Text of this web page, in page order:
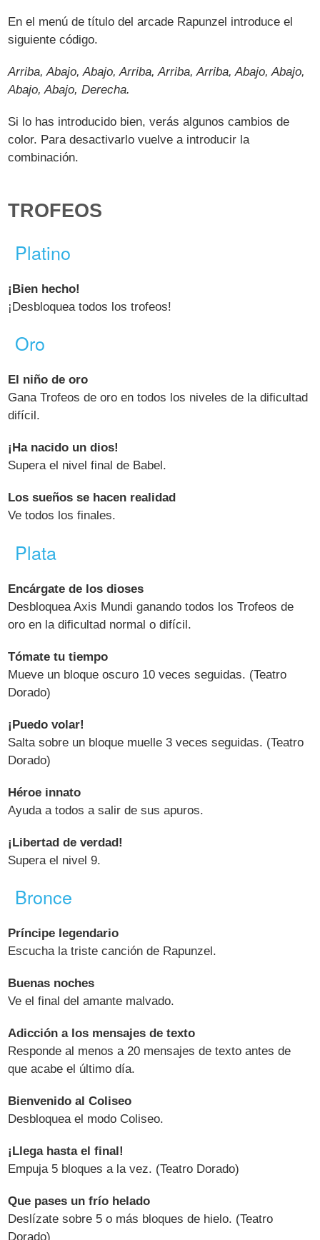
En el menú de título del arcade Rapunzel introduce el
siguiente código.
Arriba, Abajo, Abajo, Arriba, Arriba, Arriba, Abajo, Abajo,
Abajo, Abajo, Derecha.
Si lo has introducido bien, verás algunos cambios de
color. Para desactivarlo vuelve a introducir la
combinación.
TROFEOS
Platino
¡Bien hecho!
¡Desbloquea todos los trofeos!
Oro
El niño de oro
Gana Trofeos de oro en todos los niveles de la dificultad
difícil.
¡Ha nacido un dios!
Supera el nivel final de Babel.
Los sueños se hacen realidad
Ve todos los finales.
Plata
Encárgate de los dioses
Desbloquea Axis Mundi ganando todos los Trofeos de
oro en la dificultad normal o difícil.
Tómate tu tiempo
Mueve un bloque oscuro 10 veces seguidas. (Teatro
Dorado)
¡Puedo volar!
Salta sobre un bloque muelle 3 veces seguidas. (Teatro
Dorado)
Héroe innato
Ayuda a todos a salir de sus apuros.
¡Libertad de verdad!
Supera el nivel 9.
Bronce
Príncipe legendario
Escucha la triste canción de Rapunzel.
Buenas noches
Ve el final del amante malvado.
Adicción a los mensajes de texto
Responde al menos a 20 mensajes de texto antes de
que acabe el último día.
Bienvenido al Coliseo
Desbloquea el modo Coliseo.
¡Llega hasta el final!
Empuja 5 bloques a la vez. (Teatro Dorado)
Que pases un frío helado
Deslízate sobre 5 o más bloques de hielo. (Teatro
Dorado)